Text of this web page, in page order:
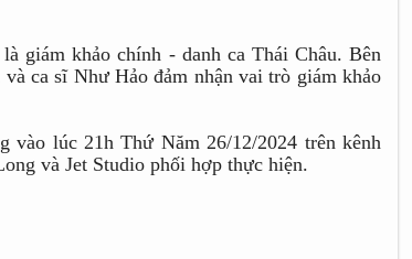
giám khảo chính - danh ca Thái Châu. Bên
ca sĩ Như Hảo đảm nhận vai trò giám khảo
vào lúc 21h Thứ Năm 26/12/2024 trên kênh
và Jet Studio phối hợp thực hiện.